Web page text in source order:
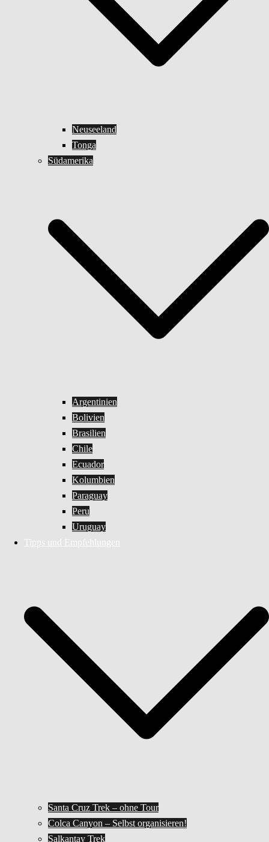
Neuseeland
Tonga
Südamerika
Argentinien
Bolivien
Brasilien
Chile
Ecuador
Kolumbien
Paraguay
Peru
Uruguay
Tipps und Empfehlungen
Santa Cruz Trek – ohne Tour
Colca Canyon – Selbst organisieren!
Salkantay Trek